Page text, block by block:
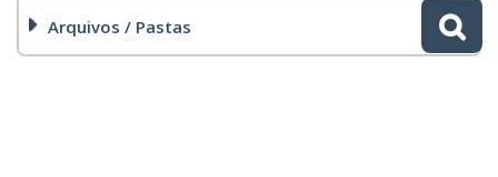
Arquivos / Pastas